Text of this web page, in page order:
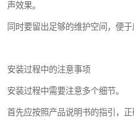
声效果。
同时要留出足够的维护空间，便于
安装过程中的注意事项
安装过程中需要注意多个细节。
首先应按照产品说明书的指引，正